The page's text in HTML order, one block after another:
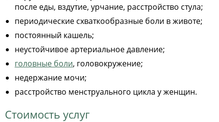
после еды, вздутие, урчание, расстройство стула;
периодические схваткообразные боли в животе;
постоянный кашель;
неустойчивое артериальное давление;
головные боли, головокружение;
недержание мочи;
расстройство менструального цикла у женщин.
Стоимость услуг